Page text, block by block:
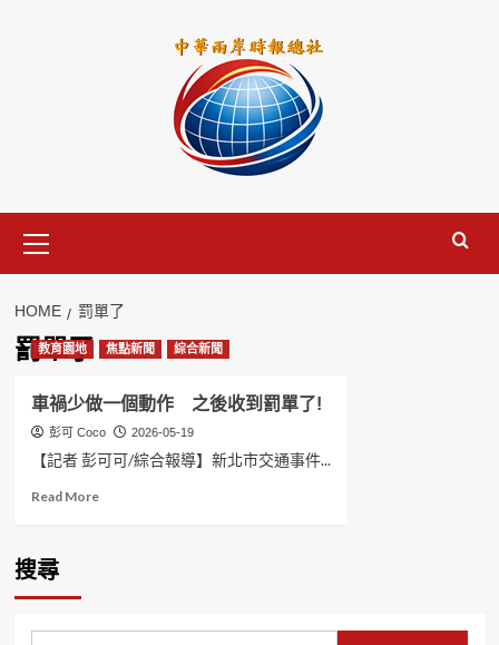
Menu
HOME 罰單了
罰單了
教育園地 焦點新聞 綜合新聞
車禍少做一個動作 之後收到罰單了!
彭可 Coco 2026-05-19
【記者 彭可可/綜合報導】新北市交通事件...
Read MoreRead
搜尋